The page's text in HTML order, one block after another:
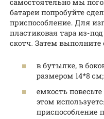
батареи попробуйте
приспособление. Для
пластиковая тара из-
скотч. Затем
в бутылке, в
размером 14*8 см;
емкость
этом
приспособление